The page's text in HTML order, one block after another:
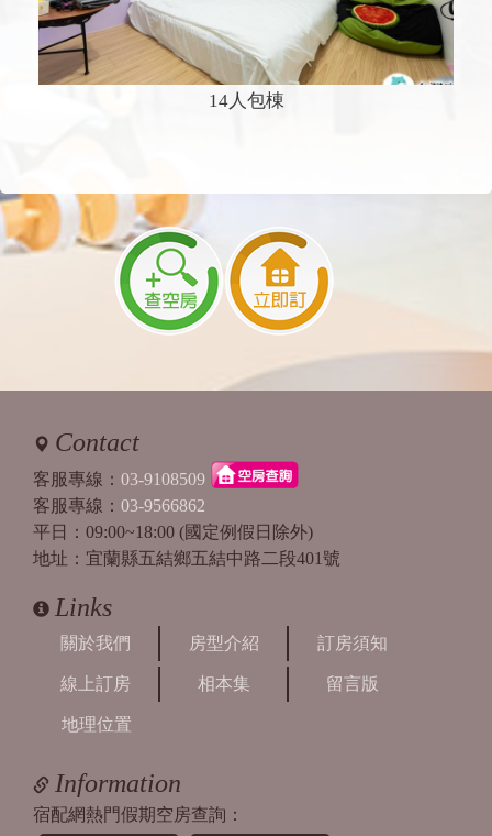
14人包棟
Contact
客服專線： 03-9108509
客服專線： 03-9566862
平日：09:00~18:00 (國定例假日除外)
地址：宜蘭縣五結鄉五結中路二段401號
Links
關於我們 房型介紹 訂房須知
線上訂房 相本集 留言版
地理位置
Information
宿配網熱門假期空房查詢：